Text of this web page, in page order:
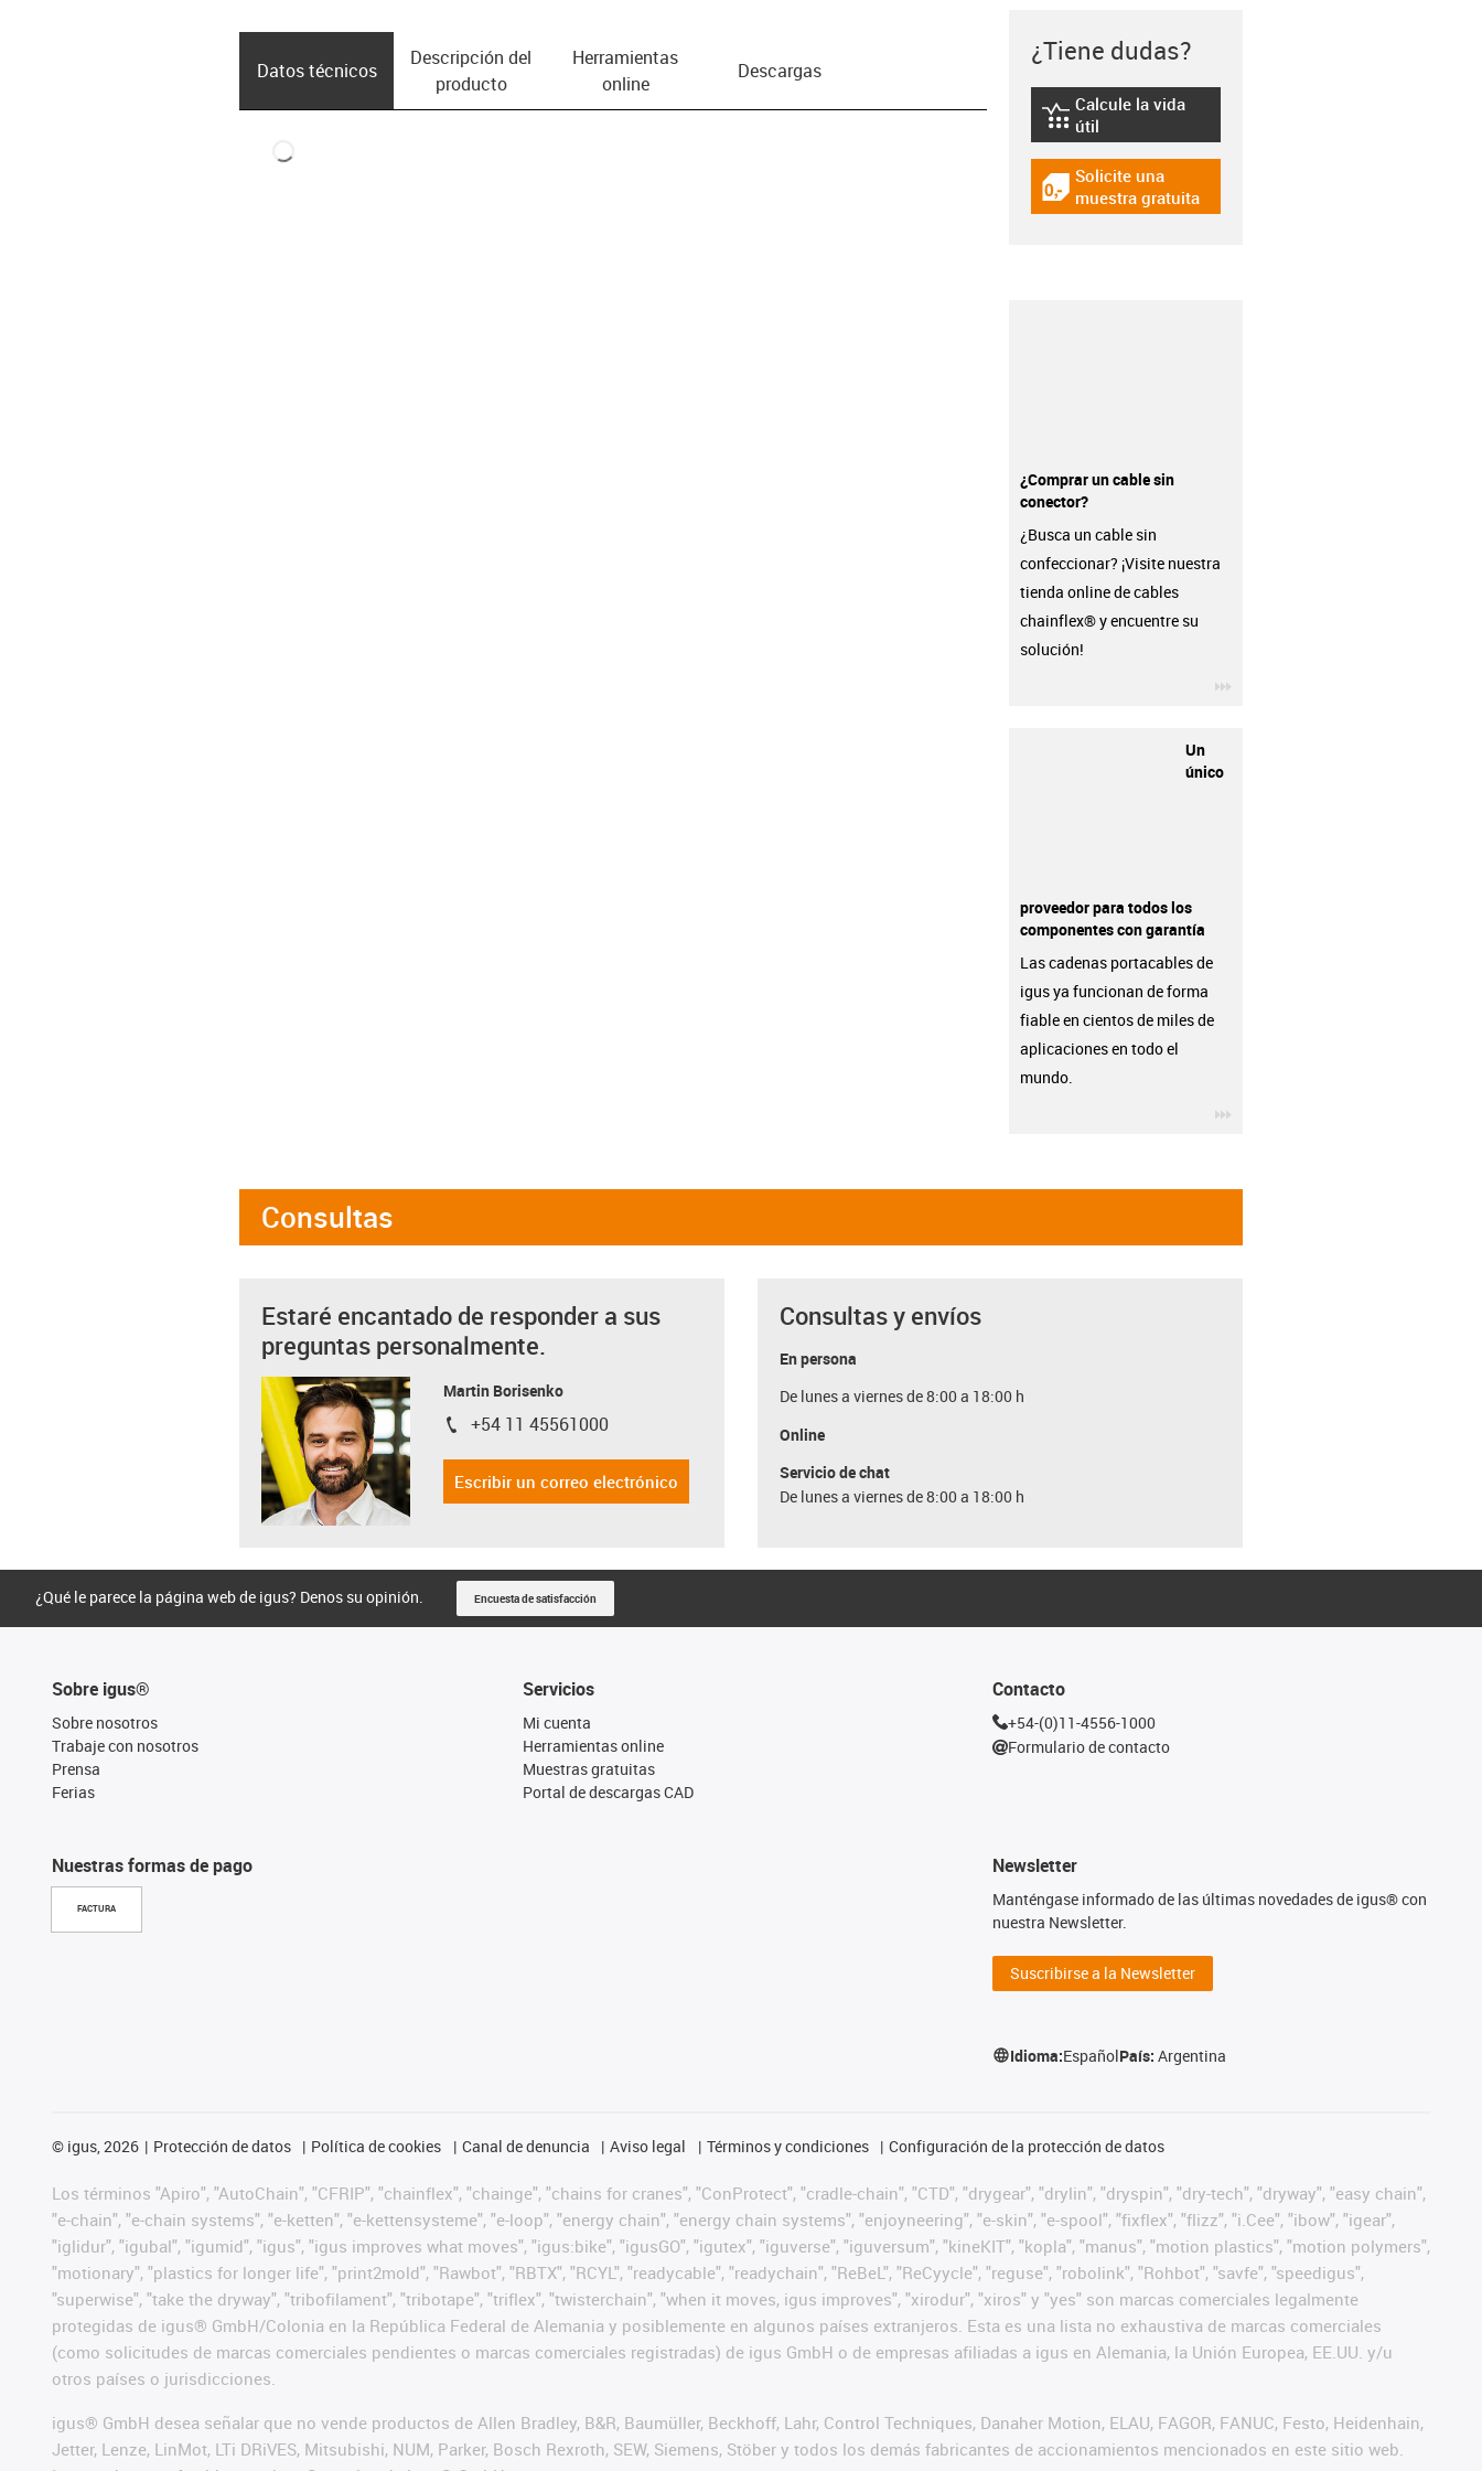
Datos técnicos
Descripción del
producto
Herramientas
online
Descargas
¿Tiene dudas?
igus-icon-lebensdauerrechner
Calcule la vida
útil
igus-icon-gratismuster
Solicite una
muestra gratuita
¿Comprar un cable sin
conector?
¿Busca un cable sin
confeccionar? ¡Visite nuestra
tienda online de cables
chainflex® y encuentre su
solución!
Un
único
proveedor para todos los
componentes con garantía
Las cadenas portacables de
igus ya funcionan de forma
fiable en cientos de miles de
aplicaciones en todo el
mundo.
Consultas
Estaré encantado de responder a sus
preguntas personalmente.
Martin Borisenko
igus-icon-phone
+54 11 45561000
Escribir un correo electrónico
Consultas y envíos
En persona
De lunes a viernes de 8:00 a 18:00 h
Online
Servicio de chat
De lunes a viernes de 8:00 a 18:00 h
¿Qué le parece la página web de igus? Denos su opinión. Encuesta de satisfacción
Sobre igus®
Sobre nosotros
Trabaje con nosotros
Prensa
Ferias
Nuestras formas de pago
FACTURA
Servicios
Mi cuenta
Herramientas online
Muestras gratuitas
Portal de descargas CAD
Contacto
+54-(0)11-4556-1000
Formulario de contacto
Newsletter
Manténgase informado de las últimas novedades de igus® con
nuestra Newsletter.
Suscribirse a la Newsletter
Idioma:EspañolPaís:Argentina
© igus, 2026 Protección de datos Política de cookies Canal de denuncia Aviso legal Términos y condiciones Configuración de la protección de datos
Los términos "Apiro", "AutoChain", "CFRIP", "chainflex", "chainge", "chains for cranes", "ConProtect", "cradle-chain", "CTD", "drygear", "drylin", "dryspin", "dry-tech", "dryway", "easy chain",
"e-chain", "e-chain systems", "e-ketten", "e-kettensysteme", "e-loop", "energy chain", "energy chain systems", "enjoyneering", "e-skin", "e-spool", "fixflex", "flizz", "i.Cee", "ibow", "igear",
"iglidur", "igubal", "igumid", "igus", "igus improves what moves", "igus:bike", "igusGO", "igutex", "iguverse", "iguversum", "kineKIT", "kopla", "manus", "motion plastics", "motion polymers",
"motionary", "plastics for longer life", "print2mold", "Rawbot", "RBTX", "RCYL", "readycable", "readychain", "ReBeL", "ReCyycle", "reguse", "robolink", "Rohbot", "savfe", "speedigus",
"superwise", "take the dryway", "tribofilament", "tribotape", "triflex", "twisterchain", "when it moves, igus improves", "xirodur", "xiros" y "yes" son marcas comerciales legalmente
protegidas de igus® GmbH/Colonia en la República Federal de Alemania y posiblemente en algunos países extranjeros. Esta es una lista no exhaustiva de marcas comerciales
(como solicitudes de marcas comerciales pendientes o marcas comerciales registradas) de igus GmbH o de empresas afiliadas a igus en Alemania, la Unión Europea, EE.UU. y/u
otros países o jurisdicciones.
igus® GmbH desea señalar que no vende productos de Allen Bradley, B&R, Baumüller, Beckhoff, Lahr, Control Techniques, Danaher Motion, ELAU, FAGOR, FANUC, Festo, Heidenhain,
Jetter, Lenze, LinMot, LTi DRiVES, Mitsubishi, NUM, Parker, Bosch Rexroth, SEW, Siemens, Stöber y todos los demás fabricantes de accionamientos mencionados en este sitio web.